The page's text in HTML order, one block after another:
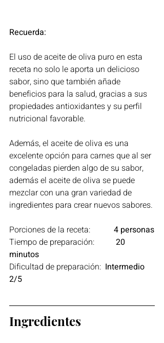
Recuerda:
El uso de aceite de oliva puro en esta
receta no solo le aporta un delicioso
sabor, sino que también añade
beneficios para la salud, gracias a sus
propiedades antioxidantes y su perfil
nutricional favorable.
Además, el aceite de oliva es una
excelente opción para carnes que al ser
congeladas pierden algo de su sabor,
además el aceite de oliva se puede
mezclar con una gran variedad de
ingredientes para crear nuevos sabores.
4 personas
20
minutos
Dificultad de preparación: Intermedio
2/5
Ingredientes